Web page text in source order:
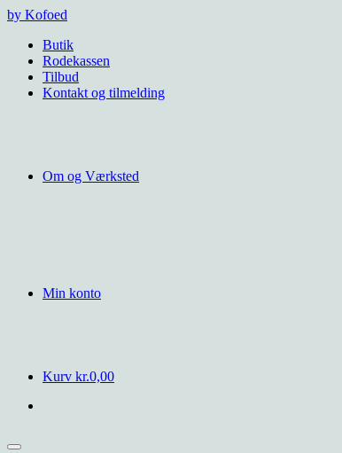
Videre
indhold
by Kofoed
Butik
Rodekassen
Tilbud
Kontakt og tilmelding
Om og Værksted
Min konto
Kurv kr.0,00